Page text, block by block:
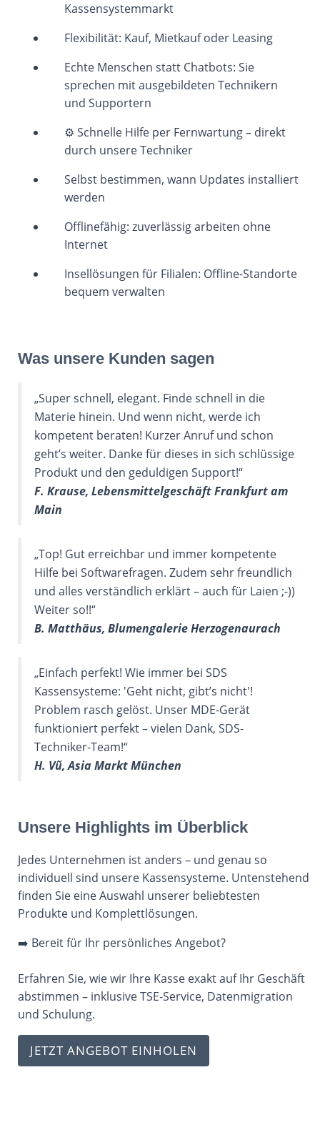
Kassensystemmarkt
Flexibilität: Kauf, Mietkauf oder Leasing
Echte Menschen statt Chatbots: Sie
sprechen mit ausgebildeten Technikern
und Supportern
⚙️ Schnelle Hilfe per Fernwartung – direkt
durch unsere Techniker
Selbst bestimmen, wann Updates installiert
werden
Offlinefähig: zuverlässig arbeiten ohne
Internet
Insellösungen für Filialen: Offline-Standorte
bequem verwalten
Was unsere Kunden sagen
„Super schnell, elegant. Finde schnell in die
Materie hinein. Und wenn nicht, werde ich
kompetent beraten! Kurzer Anruf und schon
geht’s weiter. Danke für dieses in sich schlüssige
Produkt und den geduldigen Support!“
F. Krause, Lebensmittelgeschäft Frankfurt am
Main
„Top! Gut erreichbar und immer kompetente
Hilfe bei Softwarefragen. Zudem sehr freundlich
und alles verständlich erklärt – auch für Laien ;-))
Weiter so!!“
B. Matthäus, Blumengalerie Herzogenaurach
„Einfach perfekt! Wie immer bei SDS
Kassensysteme: 'Geht nicht, gibt’s nicht'!
Problem rasch gelöst. Unser MDE-Gerät
funktioniert perfekt – vielen Dank, SDS-
Techniker-Team!“
H. Vũ, Asia Markt München
Unsere Highlights im Überblick
Jedes Unternehmen ist anders – und genau so
individuell sind unsere Kassensysteme. Untenstehend
finden Sie eine Auswahl unserer beliebtesten
Produkte und Komplettlösungen.
➡️ Bereit für Ihr persönliches Angebot?
Erfahren Sie, wie wir Ihre Kasse exakt auf Ihr Geschäft
abstimmen – inklusive TSE-Service, Datenmigration
und Schulung.
JETZT ANGEBOT EINHOLEN